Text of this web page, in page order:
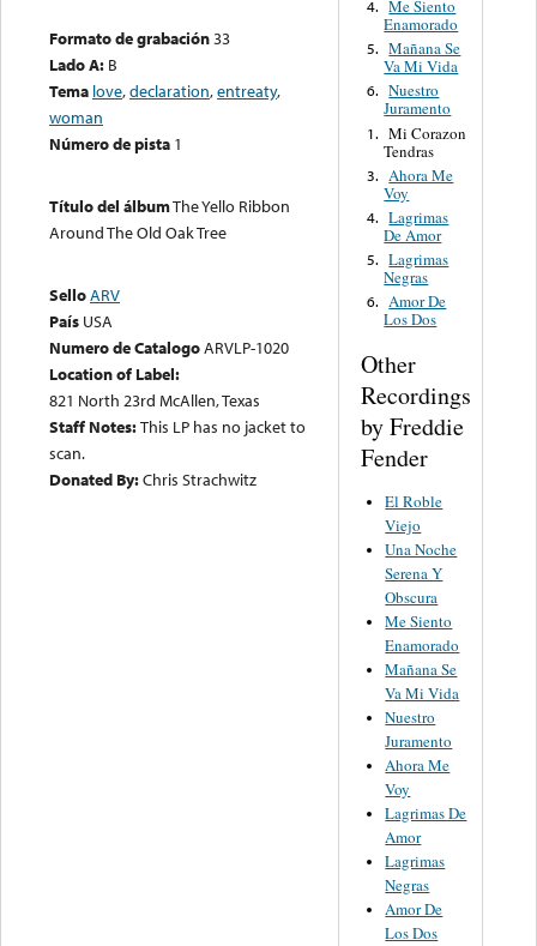
Formato de grabación33
Lado A: B
Tema love,declaration,entreaty,
woman
Número de pista 1
Título del álbumThe Yello Ribbon
Around The Old Oak Tree
SelloARV
País USA
Numero de CatalogoARVLP-1020
Location of Label:
821 North 23rd McAllen, Texas
Staff Notes:This LP has no jacket to
scan.
Donated By:Chris Strachwitz
4. Me Siento
Enamorado
5. Mañana Se
Va Mi Vida
6. Nuestro
Juramento
1. Mi Corazon
Tendras
3. Ahora Me
Voy
4. Lagrimas
De Amor
5. Lagrimas
Negras
6. Amor De
Los Dos
Other
Recordings
by Freddie
Fender
El Roble
Viejo
Una Noche
Serena Y
Obscura
Me Siento
Enamorado
Mañana Se
Va Mi Vida
Nuestro
Juramento
Ahora Me
Voy
Lagrimas De
Amor
Lagrimas
Negras
Amor De
Los Dos